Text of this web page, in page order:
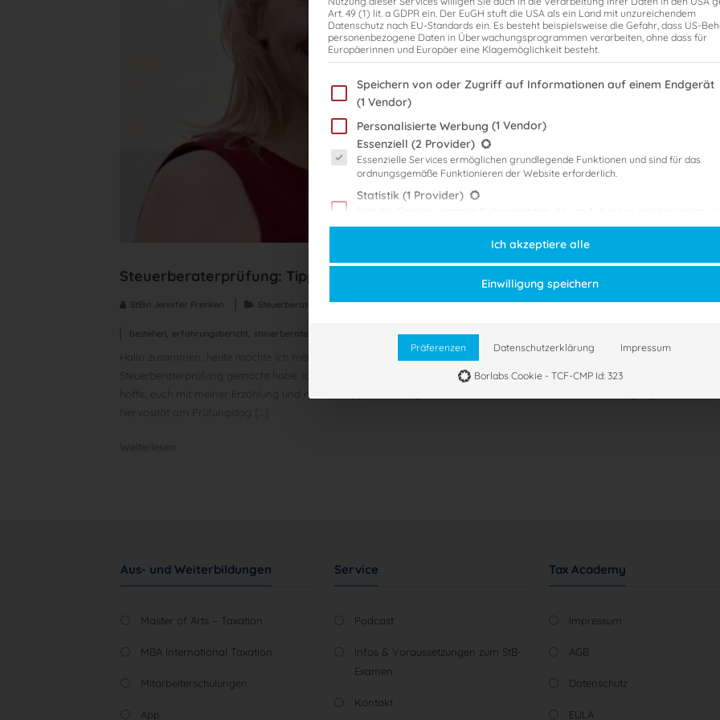
Steuerberaterprüfung: Tipps und Tricks für den Erfolg
StBin Jennifer Frenken Steuerberaterexamen,Steuerberatervorbereitung
bestehen erfahrungsbericht steuerberaterexamen tricks
Hallo zusammen, heute möchte ich meine persönlichen Erfahrungen mit euch teilen, die ich während der schriftlichen
Steuerberaterprüfung gemacht habe. Ich weiß, dass das Steuerberaterexamen für viele von euch ein großes Thema ist, und
hoffe, euch mit meiner Erzählung und meinen Tipps ein wenig weiterhelfen zu können und euch die Aufregung zu nehmen.
Nervosität am Prüfungstag […]
Weiterlesen
Aus- und Weiterbildungen
Master of Arts – Taxation
MBA International Taxation
Mitarbeiterschulungen
App
Service
Podcast
Infos & Voraussetzungen zum StB-
Examen
Kontakt
Tax Academy
Impressum
AGB
Datenschutz
EULA
Art. 49 (1) lit. a GDPR ein. Der EuGH stuft die USA als ein Land mit unzureichendem
Datenschutz nach EU-Standards ein. Es besteht beispielsweise die Gefahr, dass US-
personenbezogene Daten in Überwachungsprogrammen verarbeiten, ohne dass für
Europäerinnen und Europäer eine Klagemöglichkeit besteht.
Im Folgenden finden Sie eine Liste der Zwecke des IAB Transparency and
Speichern von oder Zugriff auf Informationen auf einem Endgerät
(1 Vendor)
Personalisierte Werbung (1 Vendor)
Es folgt eine Liste der Service-Gruppen, für die eine Einwilligung erteilt werden
Essenziell (2 Provider)
Essenzielle Services ermöglichen grundlegende Funktionen und sind für das
ordnungsgemäße Funktionieren der Website erforderlich.
Statistik (1 Provider)
unsere Besucher mit unserer Website umgehen.
Marketing Services werden von Drittanbietern oder Herausgebern genutzt, um
Inhalte keine manuelle Einwilligung mehr erforderlich.
Ich akzeptiere alle
Einwilligung speichern
Präferenzen Datenschutzerklärung Impressum
Borlabs Cookie - TCF-CMP Id: 323